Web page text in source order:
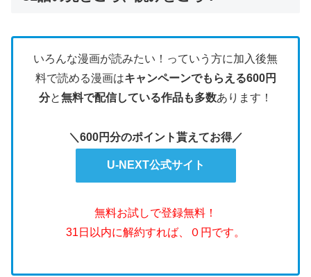
いろんな漫画が読みたい！っていう方に加入後無
料で読める漫画はキャンペーンでもらえる600円
分と無料で配信している作品も多数あります！
＼600円分のポイント貰えてお得／
U-NEXT公式サイト
無料お試しで登録無料！
31日以内に解約すれば、０円です。